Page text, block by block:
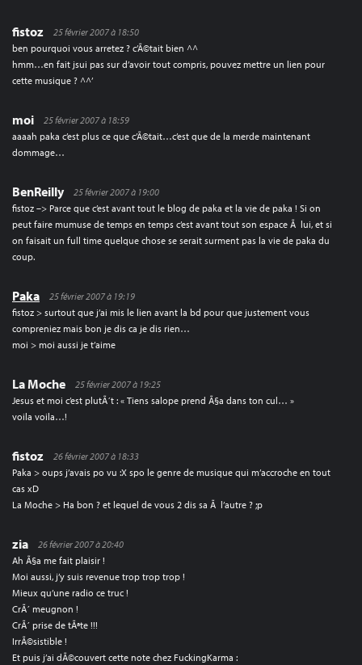
fistoz
25 février 2007 à 18:50
ben pourquoi vous arretez ? c’Ã©tait bien ^^
hmm…en fait jsui pas sur d’avoir tout compris, pouvez mettre un lien pour
cette musique ? ^^’
moi
25 février 2007 à 18:59
aaaah paka c’est plus ce que c’Ã©tait…c’est que de la merde maintenant
dommage…
BenReilly
25 février 2007 à 19:00
fistoz –> Parce que c’est avant tout le blog de paka et la vie de paka ! Si on
peut faire mumuse de temps en temps c’est avant tout son espace Ã lui, et si
on faisait un full time quelque chose se serait surment pas la vie de paka du
coup.
Paka
25 février 2007 à 19:19
fistoz > surtout que j’ai mis le lien avant la bd pour que justement vous
compreniez mais bon je dis ca je dis rien…
moi > moi aussi je t’aime
La Moche
25 février 2007 à 19:25
Jesus et moi c’est plutÃ´t : « Tiens salope prend Ã§a dans ton cul… »
voila voila…!
fistoz
26 février 2007 à 18:33
Paka > oups j’avais po vu :X spo le genre de musique qui m’accroche en tout
cas xD
La Moche > Ha bon ? et lequel de vous 2 dis sa Ã l’autre ? ;p
zia
26 février 2007 à 20:40
Ah Ã§a me fait plaisir !
Moi aussi, j’y suis revenue trop trop trop !
Mieux qu’une radio ce truc !
CrÃ´ meugnon !
CrÃ´ prise de tÃªte !!!
IrrÃ©sistible !
Et puis j’ai dÃ©couvert cette note chez FuckingKarma :